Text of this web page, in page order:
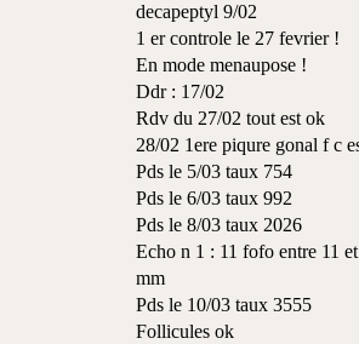
decapeptyl 9/02
1 er controle le 27 fevrier !
En mode menaupose !
Ddr : 17/02
Rdv du 27/02 tout est ok
28/02 1ere piqure gonal f c
Pds le 5/03 taux 754
Pds le 6/03 taux 992
Pds le 8/03 taux 2026
Echo n 1 : 11 fofo entre 11
mm
Pds le 10/03 taux 3555
Follicules ok